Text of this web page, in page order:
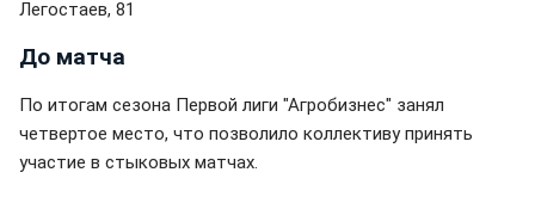
Легостаев, 81
До матча
По итогам сезона Первой лиги "Агробизнес" занял
четвертое место, что позволило коллективу принять
участие в стыковых матчах.